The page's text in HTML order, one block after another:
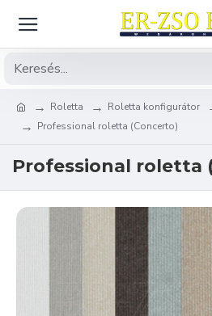
Roletta Roletta konfigurátor
Professional roletta (Concerto)
Professional roletta